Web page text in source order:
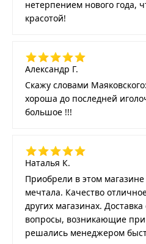
нетерпением нового года,
красотой!
Александр Г.
Скажу словами
хороша до последней
большое !!!
Наталья К.
Приобрели в этом
мечтала. Качество
других магазинах.
вопросы, возникающие при
решались менеджером